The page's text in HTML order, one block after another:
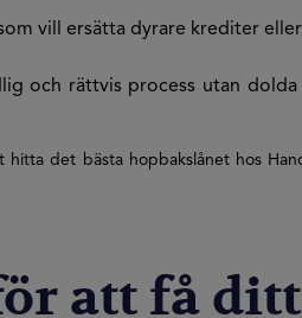
vill ersätta dyrare krediter
och rättvis process utan
det bästa hopbakslånet hos
att få